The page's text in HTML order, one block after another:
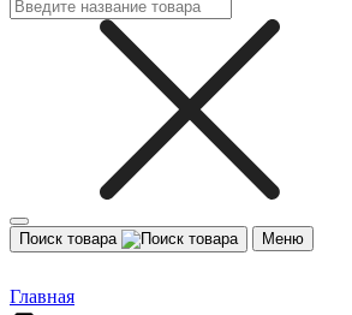
Поиск товара Меню
Главная